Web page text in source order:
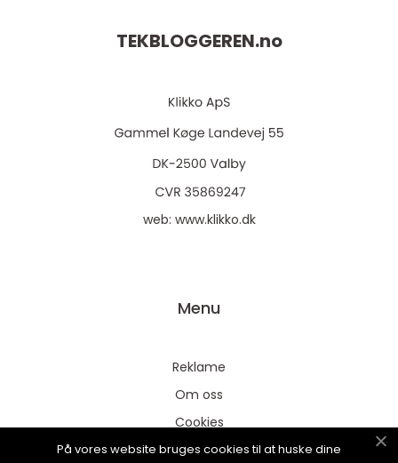
TEKBLOGGEREN.no
web: www.klikko.dk
Menu
Reklame
Om oss
Cookies
Kontakt Oss
På vores website bruges cookies til at huske dine